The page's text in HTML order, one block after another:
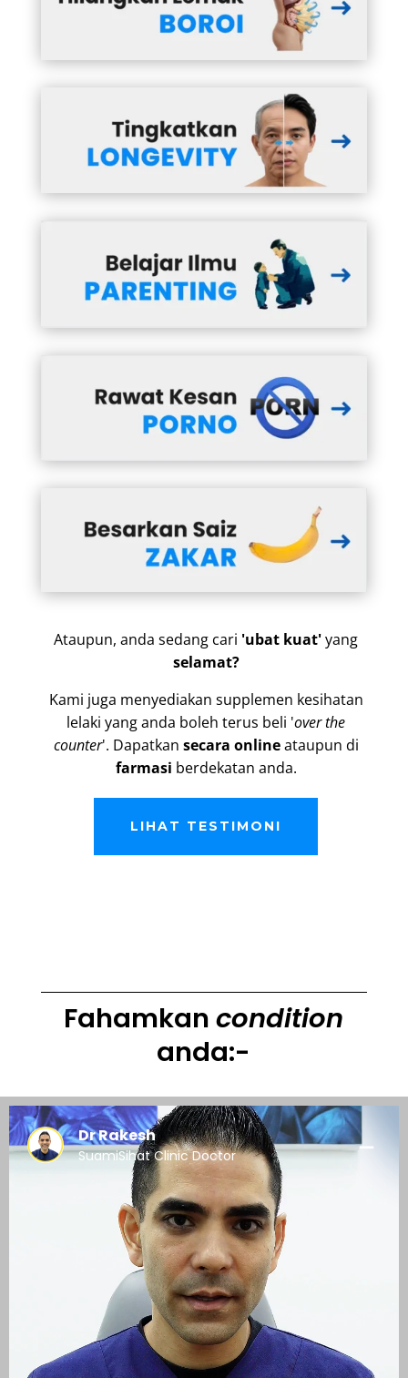
Ataupun, anda sedang cari 'ubat kuat'yang
selamat?
Kami juga menyediakan supplemen kesihatan
lelaki yang anda boleh terus beli 'over the
counter'. Dapatkan secara onlineataupun di
farmasi berdekatan anda.
LIHAT TESTIMONI
Fahamkancondition
anda:-